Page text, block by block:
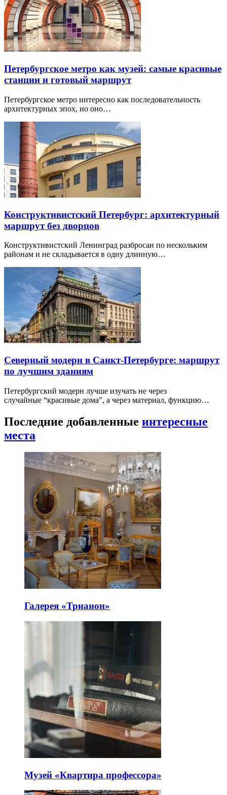
Петербургское метро как музей: самые красивые
станции и готовый маршрут
Петербургское метро интересно как последовательность
архитектурных эпох, но оно…
Конструктивистский Петербург: архитектурный
маршрут без дворцов
Конструктивистский Ленинград разбросан по нескольким
районам и не складывается в одну длинную…
Северный модерн в Санкт-Петербурге: маршрут
по лучшим зданиям
Петербургский модерн лучше изучать не через
случайные “красивые дома”, а через материал, функцию…
Последние добавленные интересные
места
Галерея «Трианон»
Музей «Квартира профессора»